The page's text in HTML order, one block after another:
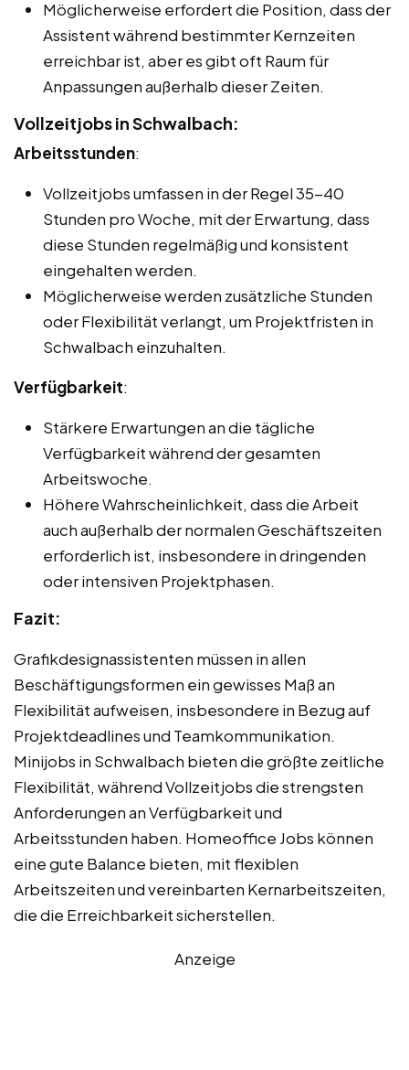
Möglicherweise erfordert die Position, dass der
Assistent während bestimmter Kernzeiten
erreichbar ist, aber es gibt oft Raum für
Anpassungen außerhalb dieser Zeiten.
Vollzeitjobs in Schwalbach:
Arbeitsstunden:
Vollzeitjobs umfassen in der Regel 35-40
Stunden pro Woche, mit der Erwartung, dass
diese Stunden regelmäßig und konsistent
eingehalten werden.
Möglicherweise werden zusätzliche Stunden
oder Flexibilität verlangt, um Projektfristen in
Schwalbach einzuhalten.
Verfügbarkeit:
Stärkere Erwartungen an die tägliche
Verfügbarkeit während der gesamten
Arbeitswoche.
Höhere Wahrscheinlichkeit, dass die Arbeit
auch außerhalb der normalen Geschäftszeiten
erforderlich ist, insbesondere in dringenden
oder intensiven Projektphasen.
Fazit:
Grafikdesignassistenten müssen in allen
Beschäftigungsformen ein gewisses Maß an
Flexibilität aufweisen, insbesondere in Bezug auf
Projektdeadlines und Teamkommunikation.
Minijobs in Schwalbach bieten die größte zeitliche
Flexibilität, während Vollzeitjobs die strengsten
Anforderungen an Verfügbarkeit und
Arbeitsstunden haben. Homeoffice Jobs können
eine gute Balance bieten, mit flexiblen
Arbeitszeiten und vereinbarten Kernarbeitszeiten,
die die Erreichbarkeit sicherstellen.
Anzeige